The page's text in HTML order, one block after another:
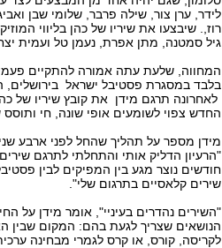
לידר, ערן צור, שילה פרבר, שלומי שבן
רוז,. שיבצעו את שיריו של כהן בליווי
גיל סמטנה, מתן אפרת, נעמן טל ועמית
המחווה, שלעת עתה אמורה להתקיים
בלבד במסגרת פסטיבל ישראל בירושלים,
לאחרונה תרגם מידן את קובץ שיריו של
החדש צפוי לשומעים אופי שונה, חי
מידן מספר על תהליך שהחל לפני ארבע
"הרעיון הדליק אותי והתחלתי לתרגם
חודשים נוצר מגע בין המפיקים לבין
שירים קלאסיים בתרגום שלי".
"השירים נהדרים בעיניי", אומר מידן על
הנושאים שצריך לגעת בהם: המקום
לקריסה, קורס, או קרס לגמרי מבחינה